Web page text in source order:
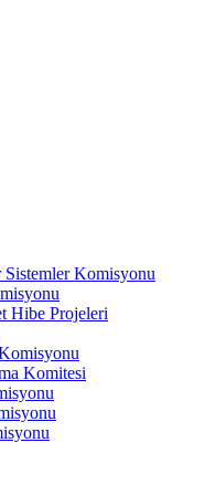
Komisyonu
Hibe Projeleri
Komitesi